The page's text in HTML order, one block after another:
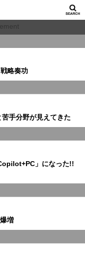
略奏功
手分野が見えてきた
」になった!!
増